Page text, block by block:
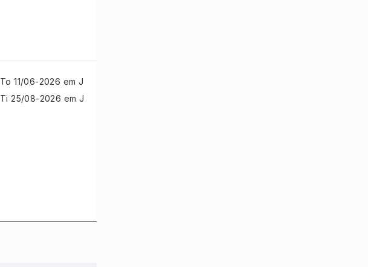
To 11/06-2026 em J
Ti 25/08-2026 em J